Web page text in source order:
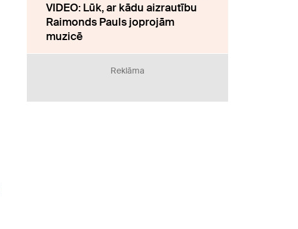
VIDEO: Lūk, ar kādu aizrautību
Raimonds Pauls joprojām
muzicē
Reklāma